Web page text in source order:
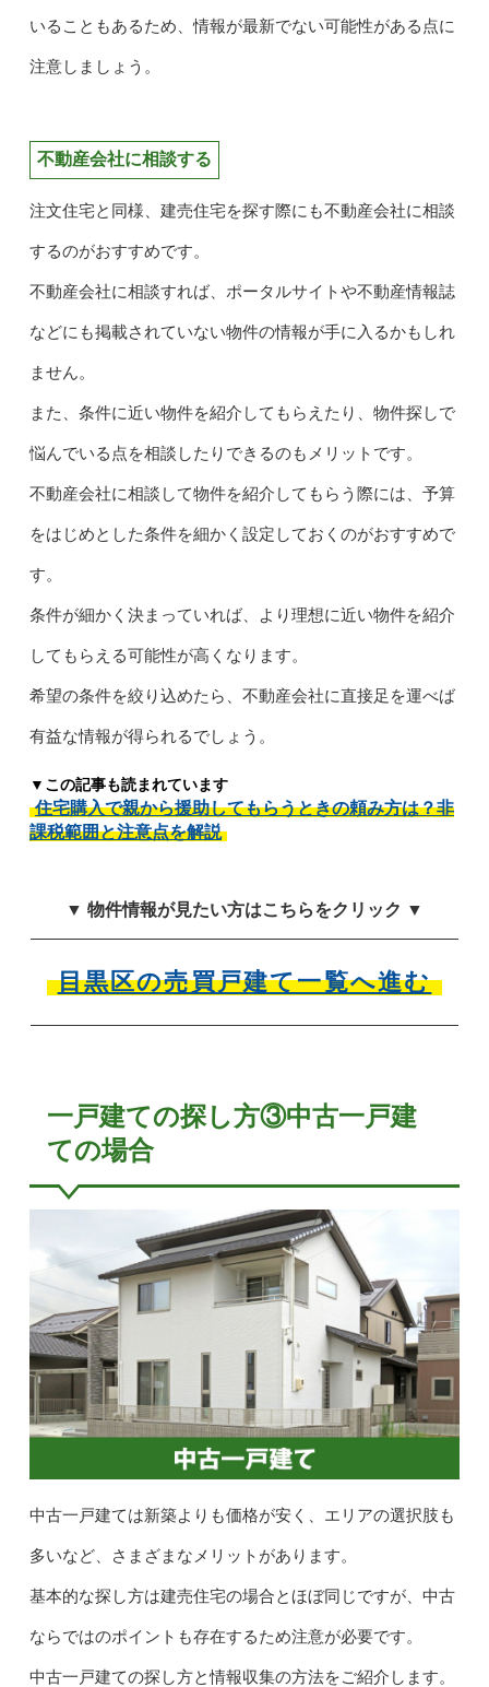
いることもあるため、情報が最新でない可能性がある点に
注意しましょう。
不動産会社に相談する
注文住宅と同様、建売住宅を探す際にも不動産会社に相談
するのがおすすめです。
不動産会社に相談すれば、ポータルサイトや不動産情報誌
などにも掲載されていない物件の情報が手に入るかもしれ
ません。
また、条件に近い物件を紹介してもらえたり、物件探しで
悩んでいる点を相談したりできるのもメリットです。
不動産会社に相談して物件を紹介してもらう際には、予算
をはじめとした条件を細かく設定しておくのがおすすめで
す。
条件が細かく決まっていれば、より理想に近い物件を紹介
してもらえる可能性が高くなります。
希望の条件を絞り込めたら、不動産会社に直接足を運べば
有益な情報が得られるでしょう。
▼この記事も読まれています
住宅購入で親から援助してもらうときの頼み方は？非
課税範囲と注意点を解説
▼ 物件情報が見たい方はこちらをクリック ▼
目黒区の売買戸建て一覧へ進む
一戸建ての探し方③中古一戸建
ての場合
中古一戸建ては新築よりも価格が安く、エリアの選択肢も
多いなど、さまざまなメリットがあります。
基本的な探し方は建売住宅の場合とほぼ同じですが、中古
ならではのポイントも存在するため注意が必要です。
中古一戸建ての探し方と情報収集の方法をご紹介します。